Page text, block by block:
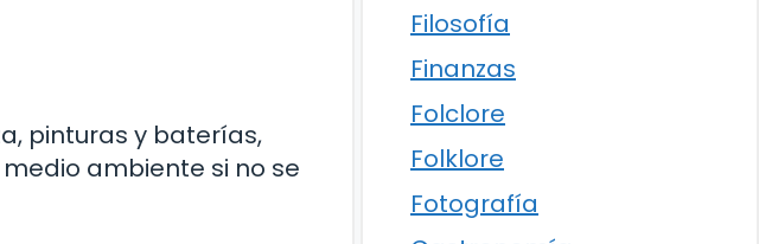
pinturas y baterías,
ambiente si no se
Filosofía
Finanzas
Folclore
Folklore
Fotografía